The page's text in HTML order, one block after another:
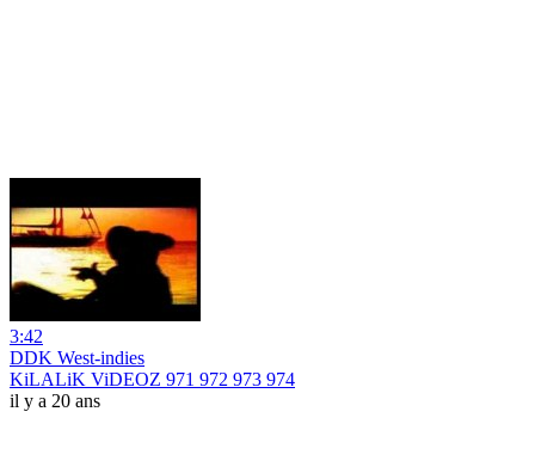
3:42
DDK West-indies
KiLALiK ViDEOZ 971 972 973 974
il y a 20 ans